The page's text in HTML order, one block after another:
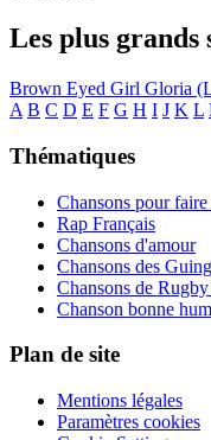
Les plus grands
Brown Eyed Girl Gloria
A B C D E F G H I J K L
Thématiques
Chansons pour faire
Rap Français
Chansons d'amour
Chansons des
Chansons de
Chanson bonne
Plan de site
Mentions légales
Paramètres cookies